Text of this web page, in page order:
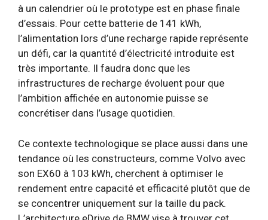
à un calendrier où le prototype est en phase finale
d’essais. Pour cette batterie de 141 kWh,
l’alimentation lors d’une recharge rapide représente
un défi, car la quantité d’électricité introduite est
très importante. Il faudra donc que les
infrastructures de recharge évoluent pour que
l’ambition affichée en autonomie puisse se
concrétiser dans l’usage quotidien.
Ce contexte technologique se place aussi dans une
tendance où les constructeurs, comme Volvo avec
son EX60 à 103 kWh, cherchent à optimiser le
rendement entre capacité et efficacité plutôt que de
se concentrer uniquement sur la taille du pack.